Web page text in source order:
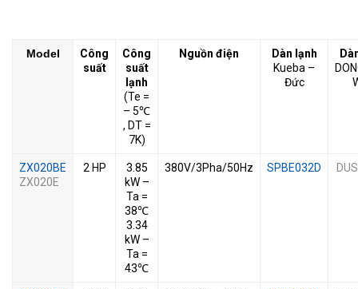
Model
Công
suất
Công
suất
lạnh
(Te =
– 5℃
, DT =
7K)
Nguồn điện
Dàn lạnh
Kueba –
Đức
ZX020BE
ZX020E
2 HP
3.85
kW –
Ta =
38℃
3.34
kW –
Ta =
43℃
380V/3Pha/50Hz SPBE032D